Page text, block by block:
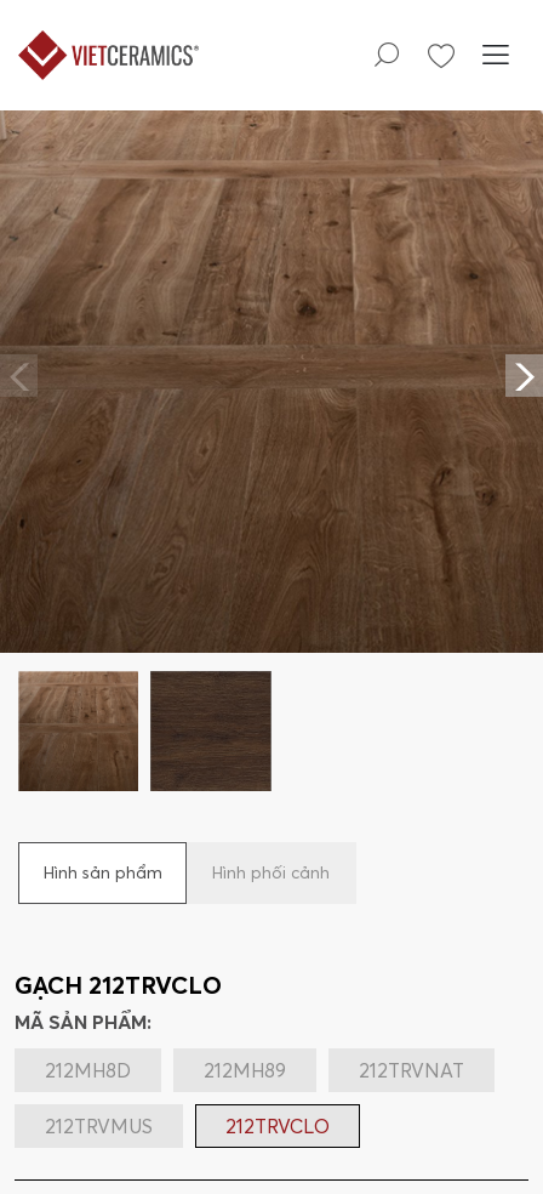
Hình sản phẩm Hình phối cảnh
GẠCH 212TRVCLO
MÃ SẢN PHẨM:
212MH8D
212MH89 212TRVNAT
212TRVMUS 212TRVCLO